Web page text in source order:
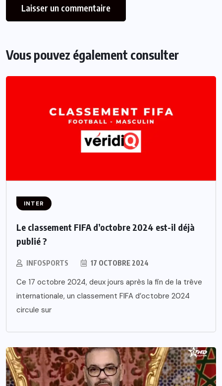
Vous pouvez également consulter
INTER
Le classement FIFA d’octobre 2024 est-il déjà
publié ?
INFOSPORTS 17 OCTOBRE 2024
Ce 17 octobre 2024, deux jours après la fin de la trêve
internationale, un classement FIFA d’octobre 2024
circule sur